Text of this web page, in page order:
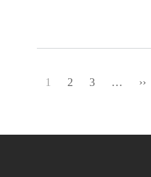
Нумерация
1 2 3 … ››